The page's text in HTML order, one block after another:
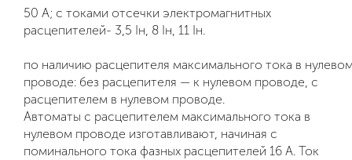
50 А; с токами отсечки электромагнитных
расцепителей- 3,5 Iн, 8 Iн, 11 Iн.
по наличию расцепителя максимального тока в
проводе: без расцепителя — к нулевом проводе, с
расцепителем в нулевом проводе.
Автоматы с расцепителем максимального тока в
нулевом проводе изготавливают, начиная с
поминального тока фазных расцепителей 16 А. Ток